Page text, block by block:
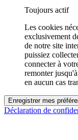
Toujours actif
Les cookies
exclusivement
de notre site
puissiez
connecter à
remonter
en aucun cas
Enregistrer mes
Déclaration de